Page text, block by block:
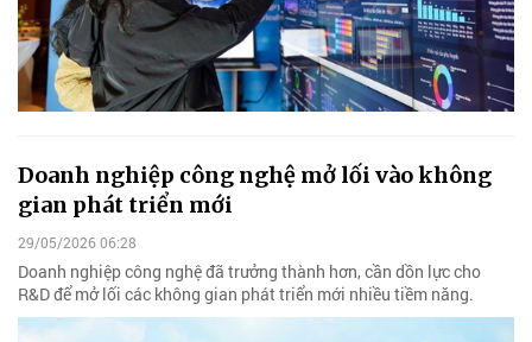
Doanh nghiệp công nghệ mở lối vào không
gian phát triển mới
29/05/2026 06:28
Doanh nghiệp công nghệ đã trưởng thành hơn, cần dồn lực cho
R&D để mở lối các không gian phát triển mới nhiều tiềm năng.